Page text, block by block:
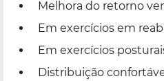
Melhora do retorno
Em exercícios em
Em exercícios
Distribuição